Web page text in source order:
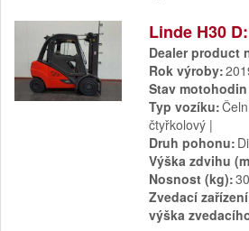
Linde H30
Dealer product
Rok výroby
Stav
Typ vozíku
čtyřkolový
Druh pohonu
Výška zdvihu
Nosnost (kg)
Zvedací zařízení
výška